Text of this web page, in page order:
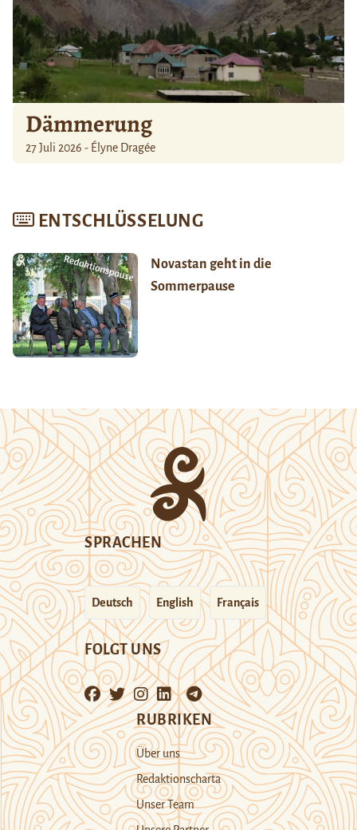
Dämmerung
27 Juli 2026 - Élyne Dragée
ENTSCHLÜSSELUNG
Novastan geht in die
Sommerpause
SPRACHEN
Deutsch English Français
FOLGT UNS
RUBRIKEN
Über uns
Redaktionscharta
Unser Team